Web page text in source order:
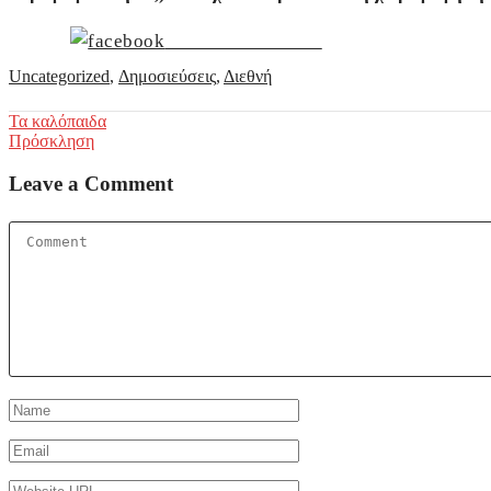
Uncategorized, Δημοσιεύσεις, Διεθνή
Post
navigation
Τα καλόπαιδα
Πρόσκληση
Leave a Comment